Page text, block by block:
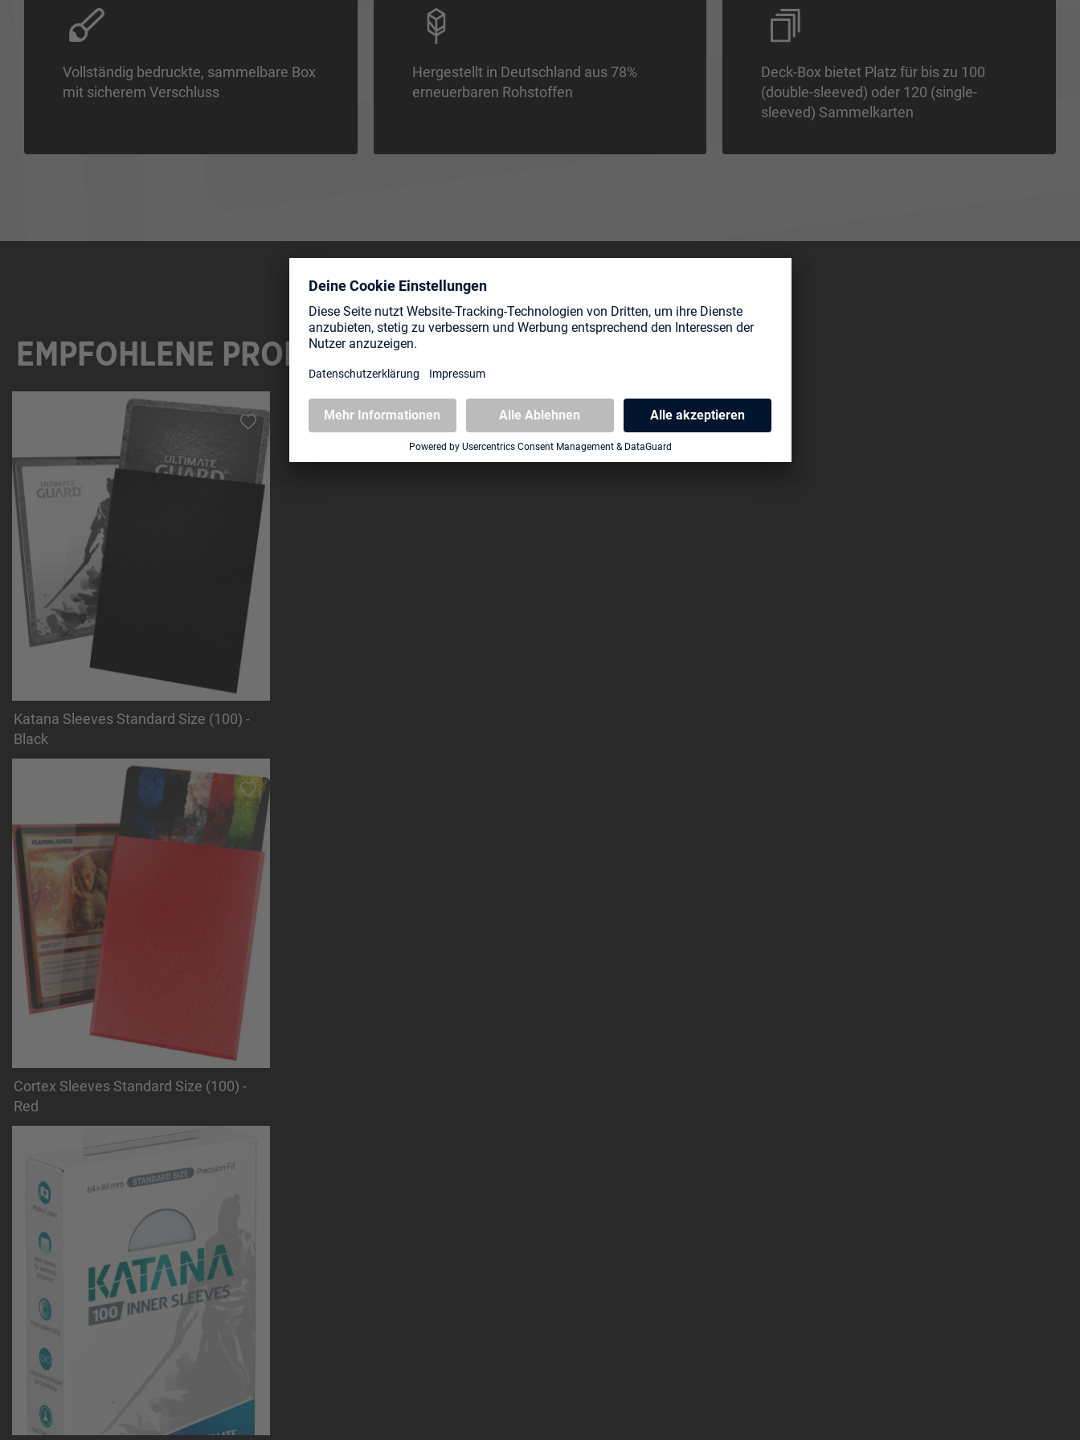
Vollständig bedruckte, sammelbare Box
mit sicherem Verschluss
Hergestellt in Deutschland aus 78%
erneuerbaren Rohstoffen
Deck-Box bietet Platz für bis zu 100
(double-sleeved) oder 120 (single-
sleeved) Sammelkarten
EMPFOHLENE PRODUKTE
Produktgalerie überspringen
Katana Sleeves Standard Size (100) -
Black
Cortex Sleeves Standard Size (100) -
Red